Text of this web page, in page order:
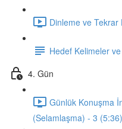
Dinleme ve
Hedef Kelimeler
4. Gün
Günlük Konuşma
(Selamlaşma) - 3 (5:36)